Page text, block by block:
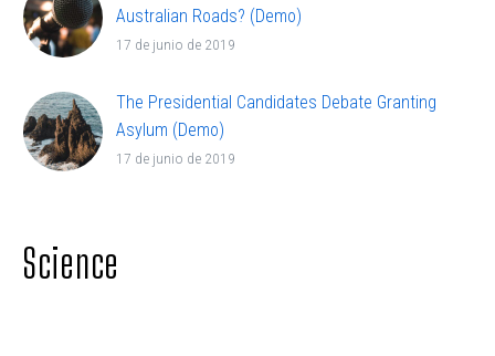
Australian Roads? (Demo)
Lorem ipsum dolor sit ametcon sectetur
et dolore.
17 de junio de 2019
The Presidential Candidates Debate Granting
Asylum (Demo)
Lorem ipsum dolor sit ametcon sectetur
17 de junio de 2019
Science